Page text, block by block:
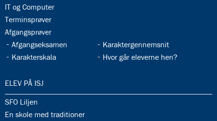
33.8:
IT og Computer
33.9:
Terminsprøver
33.10:
Afgangsprøver
33.11:
Afgangseksamen 33.12:
Karaktergennemsnit
33.13:
Karakterskala 33.14:
Hvor går eleverne hen?
34.0:
ELEV PÅ ISJ
34.1:
SFO Liljen
34.2:
En skole med traditioner